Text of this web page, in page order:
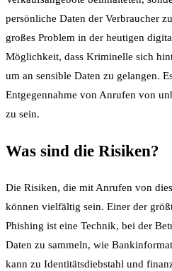
persönliche Daten der Verbraucher
großes Problem in der heutigen
Möglichkeit, dass Kriminelle sich
um an sensible Daten zu gelangen.
Entgegennahme von Anrufen von
zu sein.
Was sind die Risiken?
Die Risiken, die mit Anrufen von
können vielfältig sein. Einer der
Phishing ist eine Technik, bei der
Daten zu sammeln, wie
kann zu Identitätsdiebstahl und